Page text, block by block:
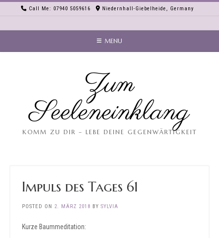
Call Me: 07940 5059616 Niedernhall-Giebelheide, Germany
MENU
Zum
Seeleneinklang
KOMM ZU DIR – LEBE DEINE GEGENWÄRTIGKEIT
Impuls des Tages 61
POSTED ON 2. MÄRZ 2018 BY SYLVIA
Kurze Baummeditation: